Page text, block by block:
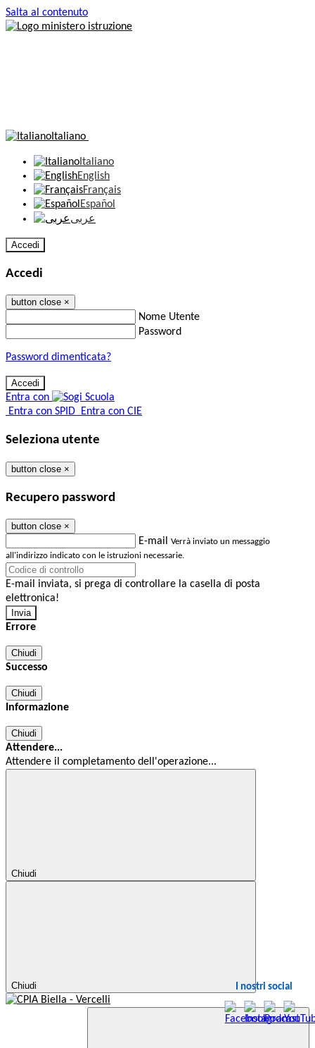
Salta al contenuto
Italiano
Italiano
English
Français
Español
عربى
Accedi
Accedi
button close ×
Nome Utente
Password
Password dimenticata?
Entra con
Entra con SPID Entra con CIE
Seleziona utente
button close ×
Recupero password
button close ×
E-mail Verrà inviato un messaggio
all'indirizzo indicato con le istruzioni necessarie.
E-mail inviata, si prega di controllare la casella di posta
elettronica!
Errore
Chiudi
Successo
Chiudi
Informazione
Chiudi
Attendere...
Attendere il completamento dell'operazione...
Chiudi
Chiudi I nostri social